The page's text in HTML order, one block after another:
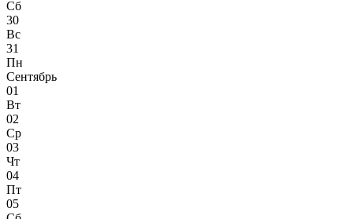
Сб
30
Вс
31
Пн
Сентябрь
01
Вт
02
Ср
03
Чт
04
Пт
05